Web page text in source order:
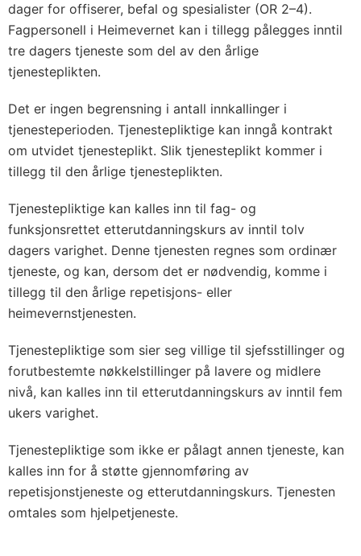
dager for offiserer, befal og spesialister (OR 2–4).
Fagpersonell i Heimevernet kan i tillegg pålegges inntil
tre dagers tjeneste som del av den årlige
tjenesteplikten.
Det er ingen begrensning i antall innkallinger i
tjenesteperioden. Tjenestepliktige kan inngå kontrakt
om utvidet tjenesteplikt. Slik tjenesteplikt kommer i
tillegg til den årlige tjenesteplikten.
Tjenestepliktige kan kalles inn til fag- og
funksjonsrettet etterutdanningskurs av inntil tolv
dagers varighet. Denne tjenesten regnes som ordinær
tjeneste, og kan, dersom det er nødvendig, komme i
tillegg til den årlige repetisjons- eller
heimevernstjenesten.
Tjenestepliktige som sier seg villige til sjefsstillinger og
forutbestemte nøkkelstillinger på lavere og midlere
nivå, kan kalles inn til etterutdanningskurs av inntil fem
ukers varighet.
Tjenestepliktige som ikke er pålagt annen tjeneste, kan
kalles inn for å støtte gjennomføring av
repetisjonstjeneste og etterutdanningskurs. Tjenesten
omtales som hjelpetjeneste.